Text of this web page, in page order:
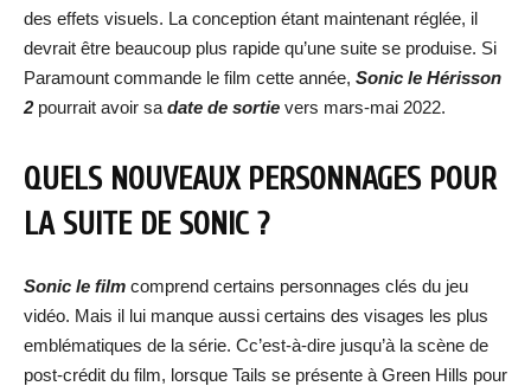
des effets visuels. La conception étant maintenant réglée, il
devrait être beaucoup plus rapide qu’une suite se produise. Si
Paramount commande le film cette année, Sonic le Hérisson
2 pourrait avoir sa date de sortie vers mars-mai 2022.
QUELS NOUVEAUX PERSONNAGES POUR
LA SUITE DE SONIC ?
Sonic le film comprend certains personnages clés du jeu
vidéo. Mais il lui manque aussi certains des visages les plus
emblématiques de la série. Cc’est-à-dire jusqu’à la scène de
post-crédit du film, lorsque Tails se présente à Green Hills pour